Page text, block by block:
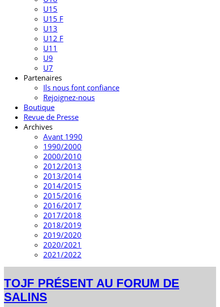
U15
U15 F
U13
U12 F
U11
U9
U7
Partenaires
Ils nous font confiance
Rejoignez-nous
Boutique
Revue de Presse
Archives
Avant 1990
1990/2000
2000/2010
2012/2013
2013/2014
2014/2015
2015/2016
2016/2017
2017/2018
2018/2019
2019/2020
2020/2021
2021/2022
TOJF PRÉSENT AU FORUM DE
SALINS